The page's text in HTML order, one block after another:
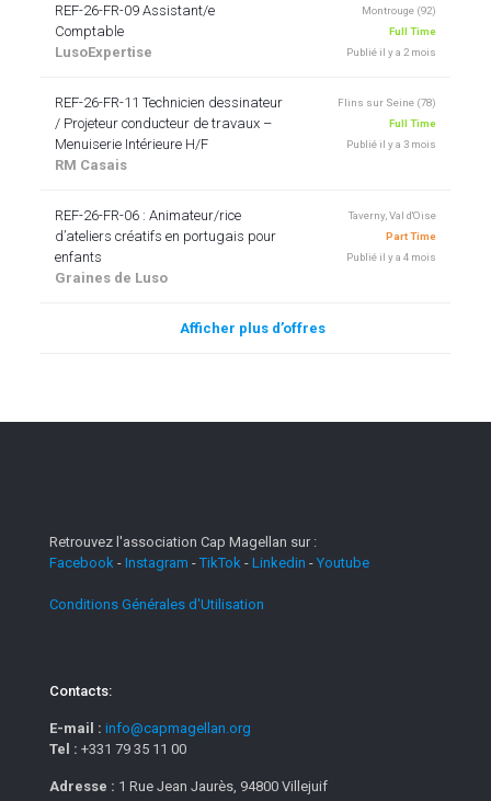
REF-26-FR-09 Assistant/e
Comptable
LusoExpertise
Montrouge (92)
Full Time
Publié il y a 2 mois
REF-26-FR-11 Technicien dessinateur
/ Projeteur conducteur de travaux –
Menuiserie Intérieure H/F
RM Casais
Flins sur Seine (78)
Full Time
Publié il y a 3 mois
REF-26-FR-06 : Animateur/rice
d’ateliers créatifs en portugais pour
enfants
Graines de Luso
Taverny, Val d'Oise
Part Time
Publié il y a 4 mois
Afficher plus d’offres
Retrouvez l'association Cap Magellan sur :
Facebook - Instagram -TikTok - Linkedin - Youtube
Conditions Générales d'Utilisation
Contacts:
E-mail : info@capmagellan.org
Tel : +331 79 35 11 00
Adresse : 1 Rue Jean Jaurès, 94800 Villejuif